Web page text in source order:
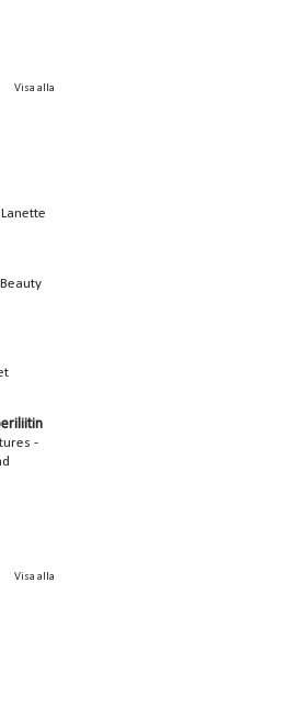
Visa alla
-
Visa alla